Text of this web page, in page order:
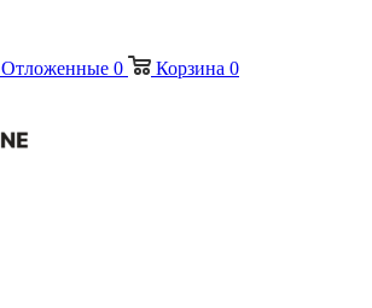
Отложенные 0 Корзина 0